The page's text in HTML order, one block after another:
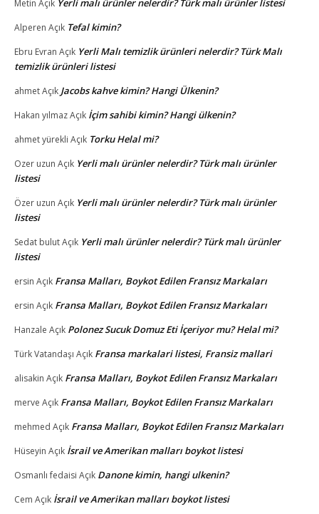
Metin Açık Yerli malı ürünler nelerdir? Türk malı ürünler listesi
Alperen Açık Tefal kimin?
Ebru Evran Açık Yerli Malı temizlik ürünleri nelerdir? Türk Malı
temizlik ürünleri listesi
ahmetAçık Jacobs kahve kimin? Hangi Ülkenin?
Hakan yılmazAçık İçim sahibi kimin? Hangi ülkenin?
ahmet yürekli Açık Torku Helal mi?
Ozer uzun Açık Yerli malı ürünler nelerdir? Türk malı ürünler
listesi
Özer uzun Açık Yerli malı ürünler nelerdir? Türk malı ürünler
listesi
Sedat bulutAçık Yerli malı ürünler nelerdir? Türk malı ürünler
listesi
ersin Açık Fransa Malları, Boykot Edilen Fransız Markaları
ersin Açık Fransa Malları, Boykot Edilen Fransız Markaları
Hanzale Açık Polonez Sucuk Domuz Eti İçeriyor mu? Helal mi?
Türk Vatandaşı Açık Fransa markalari listesi, Fransiz mallari
alisakin Açık Fransa Malları, Boykot Edilen Fransız Markaları
merve Açık Fransa Malları, Boykot Edilen Fransız Markaları
mehmed Açık Fransa Malları, Boykot Edilen Fransız Markaları
Hüseyin Açık İsrail ve Amerikan malları boykot listesi
Osmanlı fedaisi Açık Danone kimin, hangi ulkenin?
Cem Açık İsrail ve Amerikan malları boykot listesi